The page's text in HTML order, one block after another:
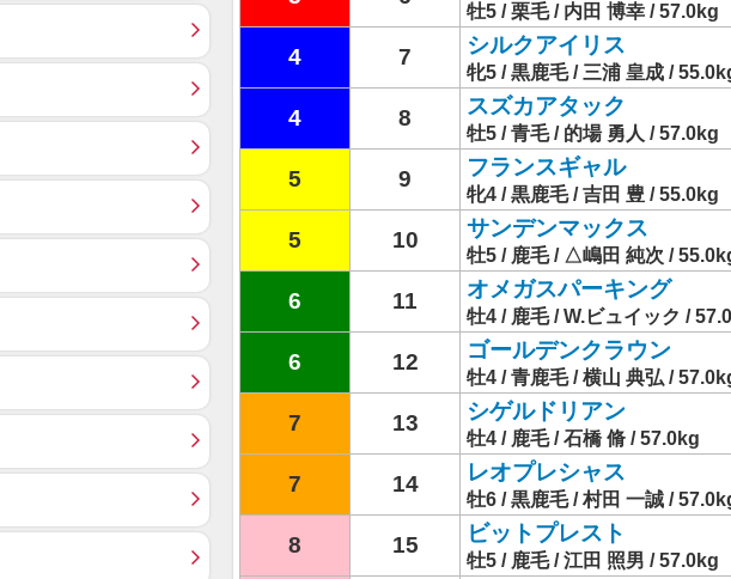
牡5 / 栗毛 / 内田 博幸 / 57.0kg
4 7 シルクアイリス
牝5 / 黒鹿毛 / 三浦 皇成 /
4 8 スズカアタック
牡5 / 青毛 / 的場 勇人 / 57.0kg
5 9 フランスギャル
牝4 / 黒鹿毛 / 吉田 豊 / 55.0kg
5 10 サンデンマックス
牡5 / 鹿毛 / △嶋田 純次 /
6 11 オメガスパーキング
牡4 / 鹿毛 / W.ビュイック /
6 12 ゴールデンクラウン
牡4 / 青鹿毛 / 横山 典弘 /
7 13 シゲルドリアン
牡4 / 鹿毛 / 石橋 脩 / 57.0kg
7 14 レオプレシャス
牡6 / 黒鹿毛 / 村田 一誠 /
8 15 ビットプレスト
牡5 / 鹿毛 / 江田 照男 / 57.0kg